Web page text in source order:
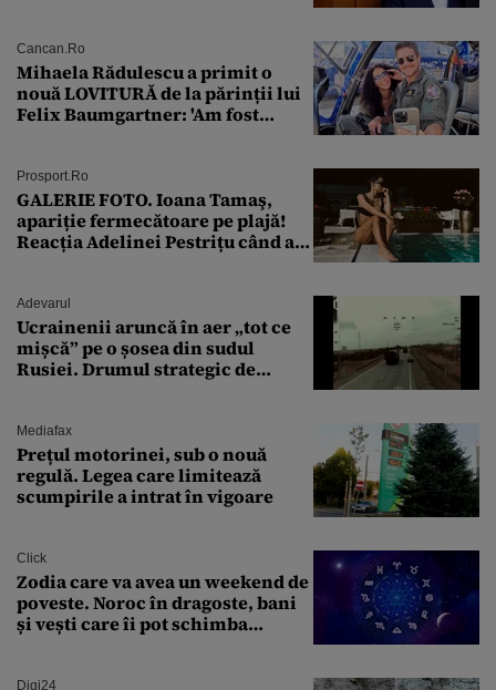
Cancan.ro
Mihaela Rădulescu a primit o
nouă LOVITURĂ de la părinții lui
Felix Baumgartner: 'Am fost
Prosport.ro
GALERIE FOTO. Ioana Tamaş,
apariție fermecătoare pe plajă!
Reacția Adelinei Pestrițu când a
Adevarul
Ucrainenii aruncă în aer „tot ce
mișcă” pe o șosea din sudul
Rusiei. Drumul strategic de
Mediafax
Prețul motorinei, sub o nouă
regulă. Legea care limitează
scumpirile a intrat în vigoare
Click
Zodia care va avea un weekend de
poveste. Noroc în dragoste, bani
și vești care îi pot schimba
Digi24